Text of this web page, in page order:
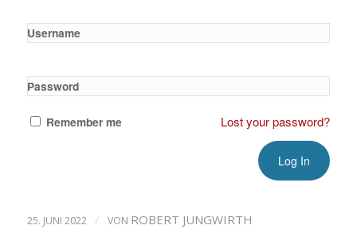
Username
Password
Remember me Lost your password?
25. JUNI 2022 / VON ROBERT JUNGWIRTH